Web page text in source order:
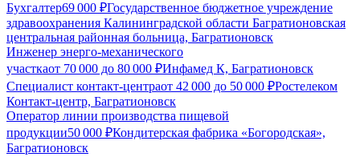
Бухгалтер69 000 ₽Государственное бюджетное учреждение
здравоохранения Калининградской области Багратионовская
центральная районная больница, Багратионовск
Инженер энерго-механического
участкаот 70 000 до 80 000 ₽Инфамед К, Багратионовск
Специалист контакт-центраот 42 000 до 50 000 ₽Ростелеком
Контакт-центр, Багратионовск
Оператор линии производства пищевой
продукции50 000 ₽Кондитерская фабрика «Богородская»,
Багратионовск